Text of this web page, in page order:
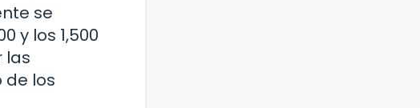
se
y los 1,500
las
de los